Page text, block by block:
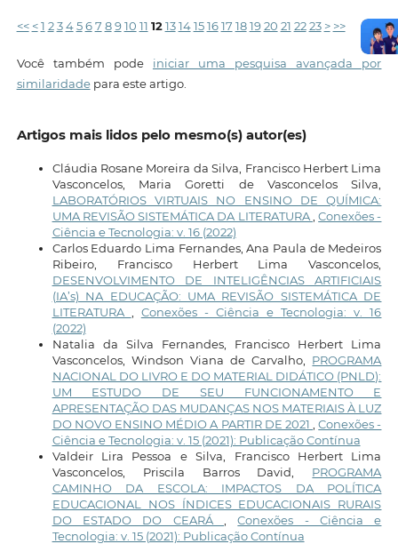
<< < 1 2 3 4 5 6 7 8 9 10 11 12 13 14 15 16 17 18 19 20 21 22 23 > >>
Você também pode iniciar uma pesquisa avançada por
similaridadepara este artigo.
Artigos mais lidos pelo mesmo(s) autor(es)
Cláudia Rosane Moreira da Silva, Francisco Herbert Lima
Vasconcelos, Maria Goretti de Vasconcelos Silva,
LABORATÓRIOS VIRTUAIS NO ENSINO DE QUÍMICA:
UMA REVISÃO SISTEMÁTICA DA LITERATURA ,Conexões -
Ciência e Tecnologia: v. 16 (2022)
Carlos Eduardo Lima Fernandes, Ana Paula de Medeiros
Ribeiro, Francisco Herbert Lima Vasconcelos,
DESENVOLVIMENTO DE INTELIGÊNCIAS ARTIFICIAIS
(IA’s) NA EDUCAÇÃO: UMA REVISÃO SISTEMÁTICA DE
LITERATURA
Conexões - Ciência e Tecnologia: v. 16
(2022)
Natalia da Silva Fernandes, Francisco Herbert Lima
Vasconcelos, Windson Viana de Carvalho, PROGRAMA
NACIONAL DO LIVRO E DO MATERIAL DIDÁTICO (PNLD):
UM ESTUDO DE SEU FUNCIONAMENTO E
APRESENTAÇÃO DAS MUDANÇAS NOS MATERIAIS À LUZ
DO NOVO ENSINO MÉDIO A PARTIR DE 2021
,Conexões -
Ciência e Tecnologia: v. 15 (2021): Publicação Contínua
Valdeir Lira Pessoa e Silva, Francisco Herbert Lima
Vasconcelos, Priscila Barros David, PROGRAMA
CAMINHO DA ESCOLA: IMPACTOS DA POLÍTICA
EDUCACIONAL NOS ÍNDICES EDUCACIONAIS RURAIS
DO ESTADO DO CEARÁ
,Conexões - Ciência e
Tecnologia: v. 15 (2021): Publicação Contínua